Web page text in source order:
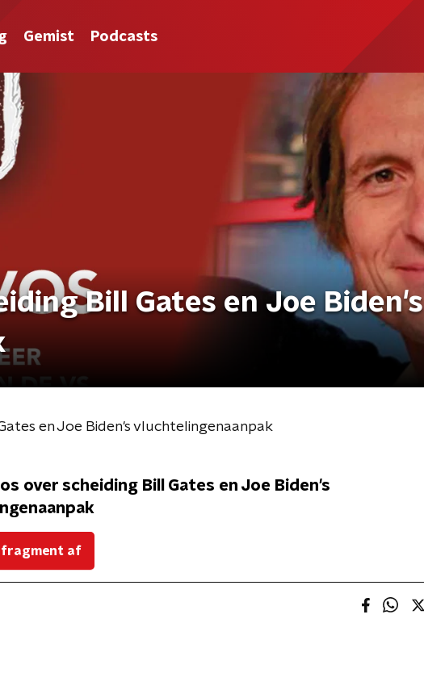
Gemist Podcasts
Bill Gates en Joe Biden's
en Joe Biden's vluchtelingenaanpak
over scheiding Bill Gates en Joe Biden's
fragment af